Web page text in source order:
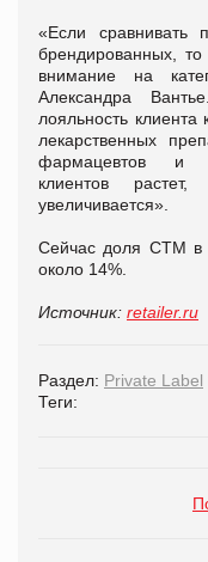
«Если сравнивать
брендированных,
внимание на
Александра
лояльность
лекарственных
фармацевтов и
клиентов
увеличивается».
Сейчас доля СТМ в
около 14%.
Источник: retailer.ru
Раздел: Private Label
Теги: